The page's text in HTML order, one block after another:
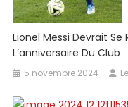
Lionel Messi Devrait Se
L’anniversaire Du Club
5 novembre 2024